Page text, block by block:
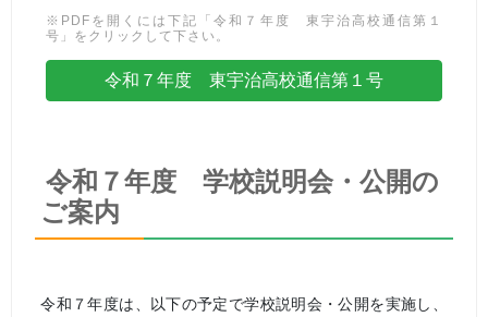
※PDFを開くには下記「令和７年度 東宇治高校通信第１
号」をクリックして下さい。
令和７年度 東宇治高校通信第１号
令和７年度 学校説明会・公開の
ご案内
令和７年度は、以下の予定で学校説明会・公開を実施し、